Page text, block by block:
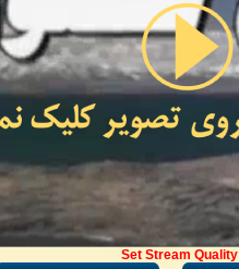
Set Stream Quality